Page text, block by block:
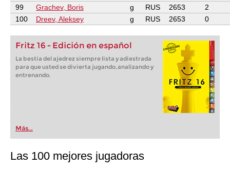
99
Grachev, Boris g RUS 2653 2
100
Dreev, Aleksey g RUS 2653 0
Fritz 16 - Edición en español
La bestia del ajedrez siempre lista y adiestrada
para que usted se divierta jugando, analizando y
entrenando.
Más...
Las 100 mejores jugadoras